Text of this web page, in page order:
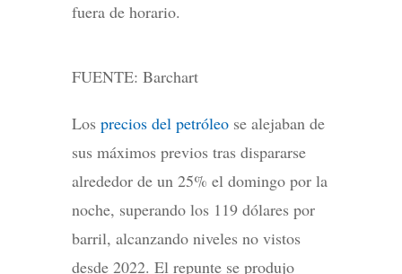
fuera de horario.
FUENTE: Barchart
Los precios del petróleo se alejaban de
sus máximos previos tras dispararse
alrededor de un 25% el domingo por la
noche, superando los 119 dólares por
barril, alcanzando niveles no vistos
desde 2022. El repunte se produjo